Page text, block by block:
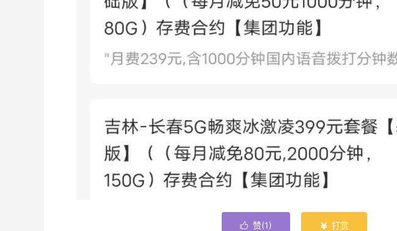
 赞(1)  打赏